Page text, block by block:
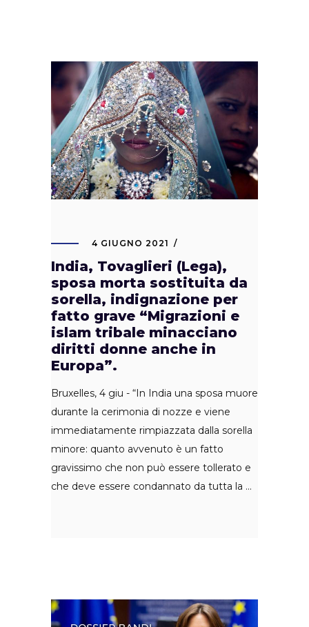
4 GIUGNO 2021
India, Tovaglieri (Lega),
sposa morta sostituita da
sorella, indignazione per
fatto grave “Migrazioni e
islam tribale minacciano
diritti donne anche in
Europa”.
Bruxelles, 4 giu - “In India una sposa muore
durante la cerimonia di nozze e viene
immediatamente rimpiazzata dalla sorella
minore: quanto avvenuto è un fatto
gravissimo che non può essere tollerato e
che deve essere condannato da tutta la